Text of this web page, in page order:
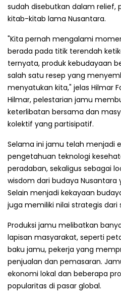
sudah disebutkan dalam relief,
kitab-kitab lama Nusantara.
"Kita pernah mengalami
berada pada titik terendah
ternyata, produk kebudayaan
salah satu resep yang
menyatukan kita," jelas Hilmar
Hilmar, pelestarian jamu
keterlibatan bersama dan
kolektif yang partisipatif.
Selama ini jamu telah menjadi
pengetahuan teknologi
peradaban, sekaligus sebagai
wisdom dari budaya Nusantara
Selain menjadi kekayaan
juga memiliki nilai strategis dari
Produksi jamu melibatkan
lapisan masyarakat, seperti
baku jamu, pekerja yang
penjualan dan pemasaran.
ekonomi lokal dan beberapa
popularitas di pasar global.